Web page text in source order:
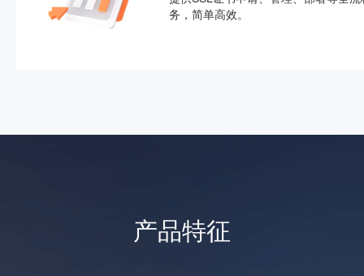
务，简单高效。
产品特征